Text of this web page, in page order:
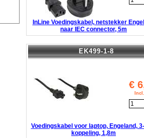
InLine Voedingskabel, netstekker
naar IEC connector, 5m
EK499-1-8
€
Voedingskabel voor laptop, Engeland,
koppeling, 1,8m